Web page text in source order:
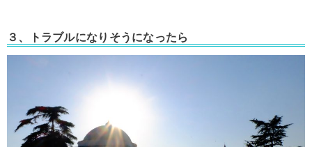
３、トラブルになりそうになったら